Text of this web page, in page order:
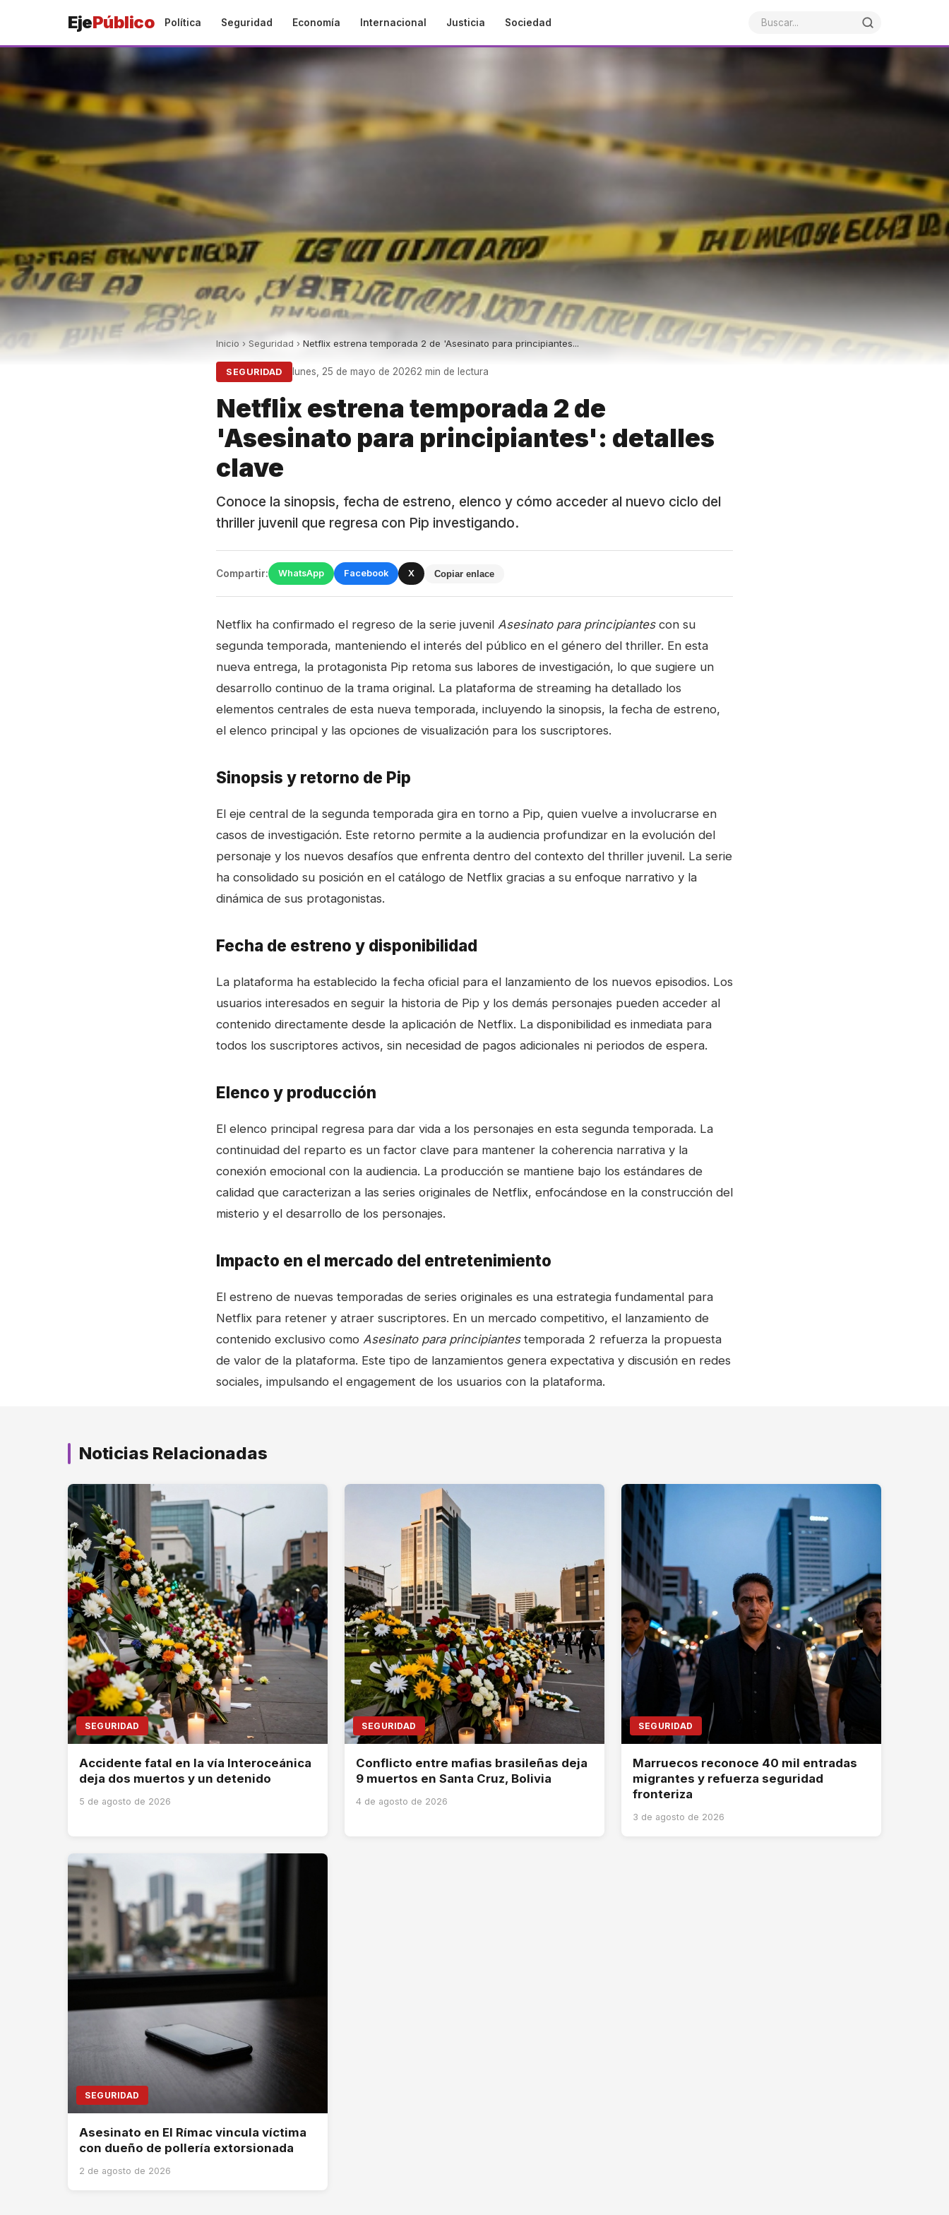
EjePúblico Política Seguridad Economía Internacional Justicia Sociedad
Inicio › Seguridad › Netflix estrena temporada 2 de 'Asesinato para principiantes...
SEGURIDAD lunes, 25 de mayo de 20262 min de lectura
Netflix estrena temporada 2 de
'Asesinato para principiantes': detalles
clave
Conoce la sinopsis, fecha de estreno, elenco y cómo acceder al nuevo ciclo del
thriller juvenil que regresa con Pip investigando.
Compartir: WhatsApp Facebook X Copiar enlace
Netflix ha confirmado el regreso de la serie juvenil Asesinato para principiantescon su
segunda temporada, manteniendo el interés del público en el género del thriller. En esta
nueva entrega, la protagonista Pip retoma sus labores de investigación, lo que sugiere un
desarrollo continuo de la trama original. La plataforma de streaming ha detallado los
elementos centrales de esta nueva temporada, incluyendo la sinopsis, la fecha de estreno,
el elenco principal y las opciones de visualización para los suscriptores.
Sinopsis y retorno de Pip
El eje central de la segunda temporada gira en torno a Pip, quien vuelve a involucrarse en
casos de investigación. Este retorno permite a la audiencia profundizar en la evolución del
personaje y los nuevos desafíos que enfrenta dentro del contexto del thriller juvenil. La serie
ha consolidado su posición en el catálogo de Netflix gracias a su enfoque narrativo y la
dinámica de sus protagonistas.
Fecha de estreno y disponibilidad
La plataforma ha establecido la fecha oficial para el lanzamiento de los nuevos episodios. Los
usuarios interesados en seguir la historia de Pip y los demás personajes pueden acceder al
contenido directamente desde la aplicación de Netflix. La disponibilidad es inmediata para
todos los suscriptores activos, sin necesidad de pagos adicionales ni periodos de espera.
Elenco y producción
El elenco principal regresa para dar vida a los personajes en esta segunda temporada. La
continuidad del reparto es un factor clave para mantener la coherencia narrativa y la
conexión emocional con la audiencia. La producción se mantiene bajo los estándares de
calidad que caracterizan a las series originales de Netflix, enfocándose en la construcción del
misterio y el desarrollo de los personajes.
Impacto en el mercado del entretenimiento
El estreno de nuevas temporadas de series originales es una estrategia fundamental para
Netflix para retener y atraer suscriptores. En un mercado competitivo, el lanzamiento de
contenido exclusivo como Asesinato para principiantestemporada 2 refuerza la propuesta
de valor de la plataforma. Este tipo de lanzamientos genera expectativa y discusión en redes
sociales, impulsando el engagement de los usuarios con la plataforma.
Noticias Relacionadas
SEGURIDAD
Accidente fatal en la vía Interoceánica
deja dos muertos y un detenido
5 de agosto de 2026
SEGURIDAD
Conflicto entre mafias brasileñas deja
9 muertos en Santa Cruz, Bolivia
4 de agosto de 2026
SEGURIDAD
Marruecos reconoce 40 mil entradas
migrantes y refuerza seguridad
fronteriza
3 de agosto de 2026
SEGURIDAD
Asesinato en El Rímac vincula víctima
con dueño de pollería extorsionada
2 de agosto de 2026